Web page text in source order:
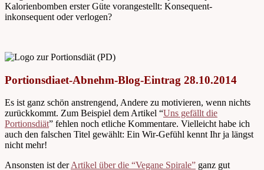
Kalorienbomben erster Güte vorangestellt: Konsequent-
inkonsequent oder verlogen?
Portionsdiaet-Abnehm-Blog-Eintrag 28.10.2014
Es ist ganz schön anstrengend, Andere zu motivieren, wenn nichts
zurückkommt. Zum Beispiel dem Artikel “Uns gefällt die
Portionsdiät” fehlen noch etliche Kommentare. Vielleicht habe ich
auch den falschen Titel gewählt: Ein Wir-Gefühl kennt Ihr ja längst
nicht mehr!
Ansonsten ist derArtikel über die “Vegane Spirale” ganz gut